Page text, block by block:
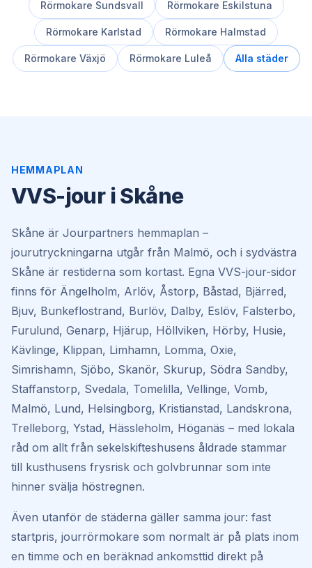
Rörmokare Sundsvall Rörmokare Eskilstuna
Rörmokare Karlstad Rörmokare Halmstad
Rörmokare Växjö Rörmokare Luleå Alla städer
HEMMAPLAN
VVS-jour i Skåne
Skåne är Jourpartners hemmaplan –
jourutryckningarna utgår från Malmö, och i sydvästra
Skåne är restiderna som kortast. Egna VVS-jour-sidor
finns för Ängelholm, Arlöv, Åstorp, Båstad, Bjärred,
Bjuv, Bunkeflostrand, Burlöv, Dalby, Eslöv, Falsterbo,
Furulund, Genarp, Hjärup, Höllviken, Hörby, Husie,
Kävlinge, Klippan, Limhamn, Lomma, Oxie,
Simrishamn, Sjöbo, Skanör, Skurup, Södra Sandby,
Staffanstorp, Svedala, Tomelilla, Vellinge, Vomb,
Malmö, Lund, Helsingborg, Kristianstad, Landskrona,
Trelleborg, Ystad, Hässleholm, Höganäs – med lokala
råd om allt från sekelskifteshusens åldrade stammar
till kusthusens frysrisk och golvbrunnar som inte
hinner svälja höstregnen.
Även utanför de städerna gäller samma jour: fast
startpris, jourrörmokare som normalt är på plats inom
en timme och en beräknad ankomsttid direkt på